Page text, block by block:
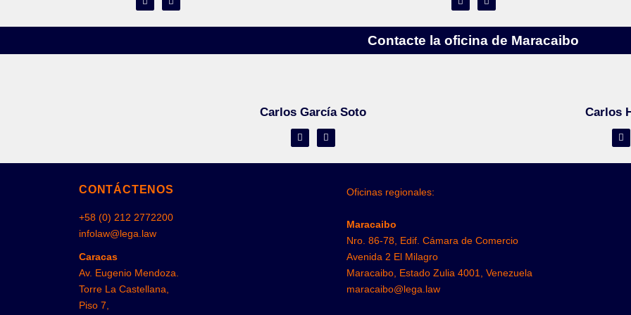
Contacte la oficina de Maracaibo
Carlos García Soto Carlos
CONTÁCTENOS
+58 (0) 212 2772200
infolaw@lega.law
Caracas
Av. Eugenio Mendoza.
Torre La Castellana,
Piso 7,
Oficinas regionales:
Maracaibo
Nro. 86-78, Edif. Cámara de Comercio
Avenida 2 El Milagro
Maracaibo, Estado Zulia 4001, Venezuela
maracaibo@lega.law